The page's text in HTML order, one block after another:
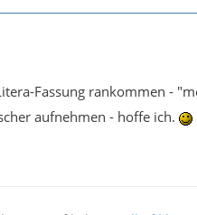
Fassung rankommen -
aufnehmen - hoffe ich.